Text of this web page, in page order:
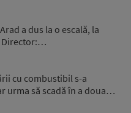
a dus la o escală, la
Director:…
cu combustibil s-a
urma să scadă în a doua…